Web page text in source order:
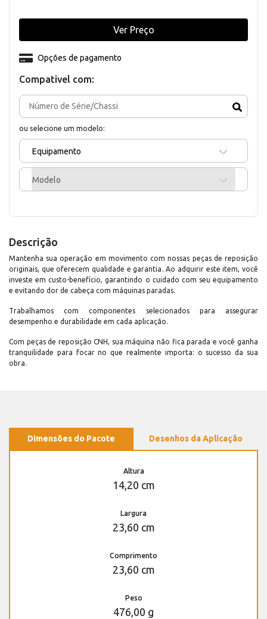
Compativel com:
ou selecione um modelo:
Equipamento
Modelo
Opções de pagamento
Ver Preço
Descrição
Mantenha sua operação em movimento com nossas peças de reposição
originais, que oferecem qualidade e garantia. Ao adquirir este item, você
investe em custo-benefício, garantindo o cuidado com seu equipamento
e evitando dor de cabeça com máquinas paradas.
Trabalhamos com componentes selecionados para assegurar
desempenho e durabilidade em cada aplicação.
Com peças de reposição CNH, sua máquina não fica parada e você ganha
tranquilidade para focar no que realmente importa: o sucesso da sua
obra.
Dimensões do Pacote Desenhos da Aplicação
Altura
14,20 cm
Largura
23,60 cm
Comprimento
23,60 cm
Peso
476,00 g